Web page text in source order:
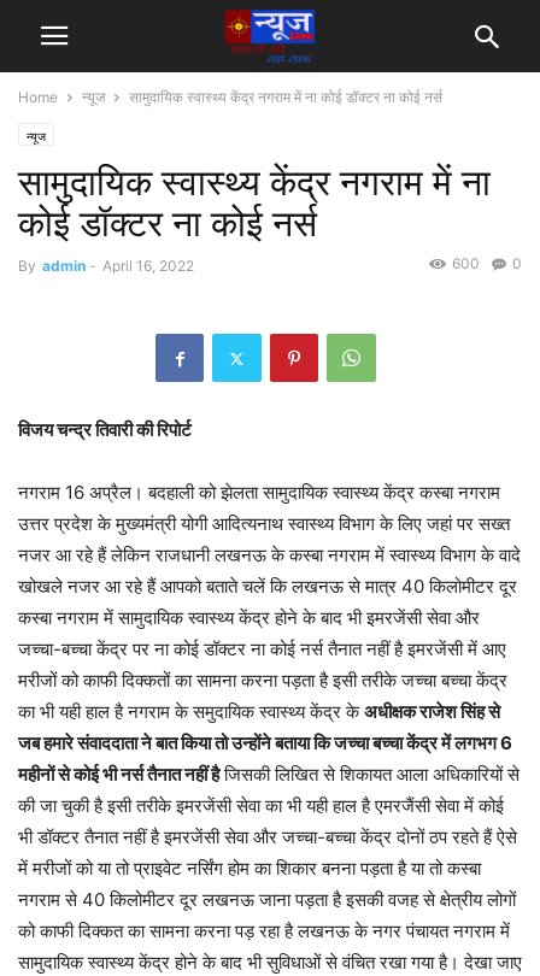
Home न्यूज सामुदायिक स्वास्थ्य केंद्र नगराम में ना कोई डॉक्टर ना कोई नर्स
न्यूज
सामुदायिक स्वास्थ्य केंद्र नगराम में ना
कोई डॉक्टर ना कोई नर्स
By admin - April 16, 2022 0
600
विजय चन्द्र तिवारी की रिपोर्ट
नगराम 16 अप्रैल। बदहाली को झेलता सामुदायिक स्वास्थ्य केंद्र कस्बा नगराम
उत्तर प्रदेश के मुख्यमंत्री योगी आदित्यनाथ स्वास्थ्य विभाग के लिए जहां पर सख्त
नजर आ रहे हैं लेकिन राजधानी लखनऊ के कस्बा नगराम में स्वास्थ्य विभाग के वादे
खोखले नजर आ रहे हैं आपको बताते चलें कि लखनऊ से मात्र 40 किलोमीटर दूर
कस्बा नगराम में सामुदायिक स्वास्थ्य केंद्र होने के बाद भी इमरजेंसी सेवा और
जच्चा-बच्चा केंद्र पर ना कोई डॉक्टर ना कोई नर्स तैनात नहीं है इमरजेंसी में आए
मरीजों को काफी दिक्कतों का सामना करना पड़ता है इसी तरीके जच्चा बच्चा केंद्र
का भी यही हाल है नगराम के समुदायिक स्वास्थ्य केंद्र केअधीक्षक राजेश सिंह से
जब हमारे संवाददाता ने बात किया तो उन्होंने बताया कि जच्चा बच्चा केंद्र में लगभग 6
महीनों से कोई भी नर्स तैनात नहीं हैजिसकी लिखित से शिकायत आला अधिकारियों से
की जा चुकी है इसी तरीके इमरजेंसी सेवा का भी यही हाल है एमरजैंसी सेवा में कोई
भी डॉक्टर तैनात नहीं है इमरजेंसी सेवा और जच्चा-बच्चा केंद्र दोनों ठप रहते हैं ऐसे
में मरीजों को या तो प्राइवेट नर्सिंग होम का शिकार बनना पड़ता है या तो कस्बा
नगराम से 40 किलोमीटर दूर लखनऊ जाना पड़ता है इसकी वजह से क्षेत्रीय लोगों
को काफी दिक्कत का सामना करना पड़ रहा है लखनऊ के नगर पंचायत नगराम में
सामुदायिक स्वास्थ्य केंद्र होने के बाद भी सुविधाओं से वंचित रखा गया है। देखा जाए